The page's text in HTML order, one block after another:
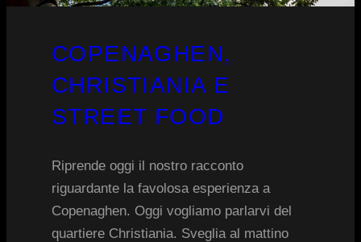
COPENAGHEN,
CHRISTIANIA E
STREET FOOD
Riprende oggi il nostro racconto
riguardante la favolosa esperienza a
Copenaghen. Oggi vogliamo parlarvi del
quartiere Christiania. Sveglia al mattino